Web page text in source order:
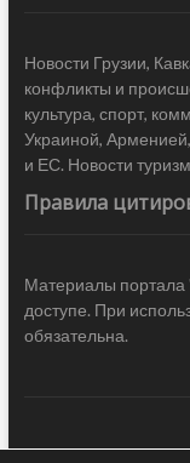
Новости Грузии,
конфликты и
культура, спорт,
Украиной,
и ЕС. Новости
Правила
Материалы портала
доступе. При
обязательна.